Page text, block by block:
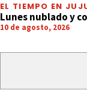
EL TIEMPO EN
Lunes nublado y
10 de agosto, 2026